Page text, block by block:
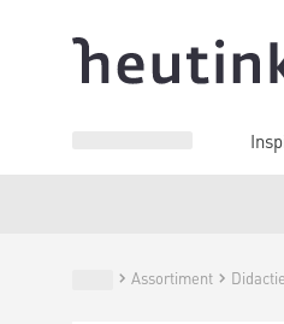
Assortiment